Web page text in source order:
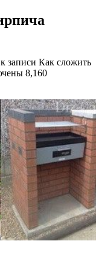
к записи Как сложить
8,160